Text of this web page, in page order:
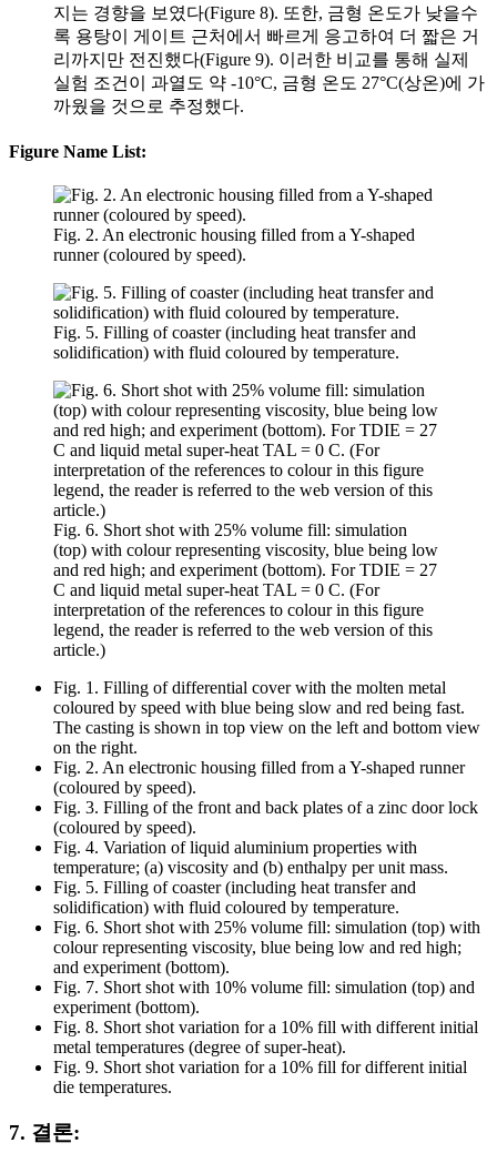
지는 경향을 보였다(Figure 8). 또한, 금형 온도가 낮을수
록 용탕이 게이트 근처에서 빠르게 응고하여 더 짧은 거
리까지만 전진했다(Figure 9). 이러한 비교를 통해 실제
실험 조건이 과열도 약 -10°C, 금형 온도 27°C(상온)에 가
까웠을 것으로 추정했다.
Figure Name List:
Fig. 2. An electronic housing filled from a Y-shaped
runner (coloured by speed).
Fig. 5. Filling of coaster (including heat transfer and
solidification) with fluid coloured by temperature.
Fig. 6. Short shot with 25% volume fill: simulation
(top) with colour representing viscosity, blue being low
and red high; and experiment (bottom). For TDIE = 27
C and liquid metal super-heat TAL = 0 C. (For
interpretation of the references to colour in this figure
legend, the reader is referred to the web version of this
article.)
Fig. 1. Filling of differential cover with the molten metal
coloured by speed with blue being slow and red being fast.
The casting is shown in top view on the left and bottom view
on the right.
Fig. 2. An electronic housing filled from a Y-shaped runner
(coloured by speed).
Fig. 3. Filling of the front and back plates of a zinc door lock
(coloured by speed).
Fig. 4. Variation of liquid aluminium properties with
temperature; (a) viscosity and (b) enthalpy per unit mass.
Fig. 5. Filling of coaster (including heat transfer and
solidification) with fluid coloured by temperature.
Fig. 6. Short shot with 25% volume fill: simulation (top) with
colour representing viscosity, blue being low and red high;
and experiment (bottom).
Fig. 7. Short shot with 10% volume fill: simulation (top) and
experiment (bottom).
Fig. 8. Short shot variation for a 10% fill with different initial
metal temperatures (degree of super-heat).
Fig. 9. Short shot variation for a 10% fill for different initial
die temperatures.
7. 결론: